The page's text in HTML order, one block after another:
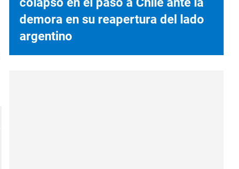
demora en su reapertura del lado
argentino